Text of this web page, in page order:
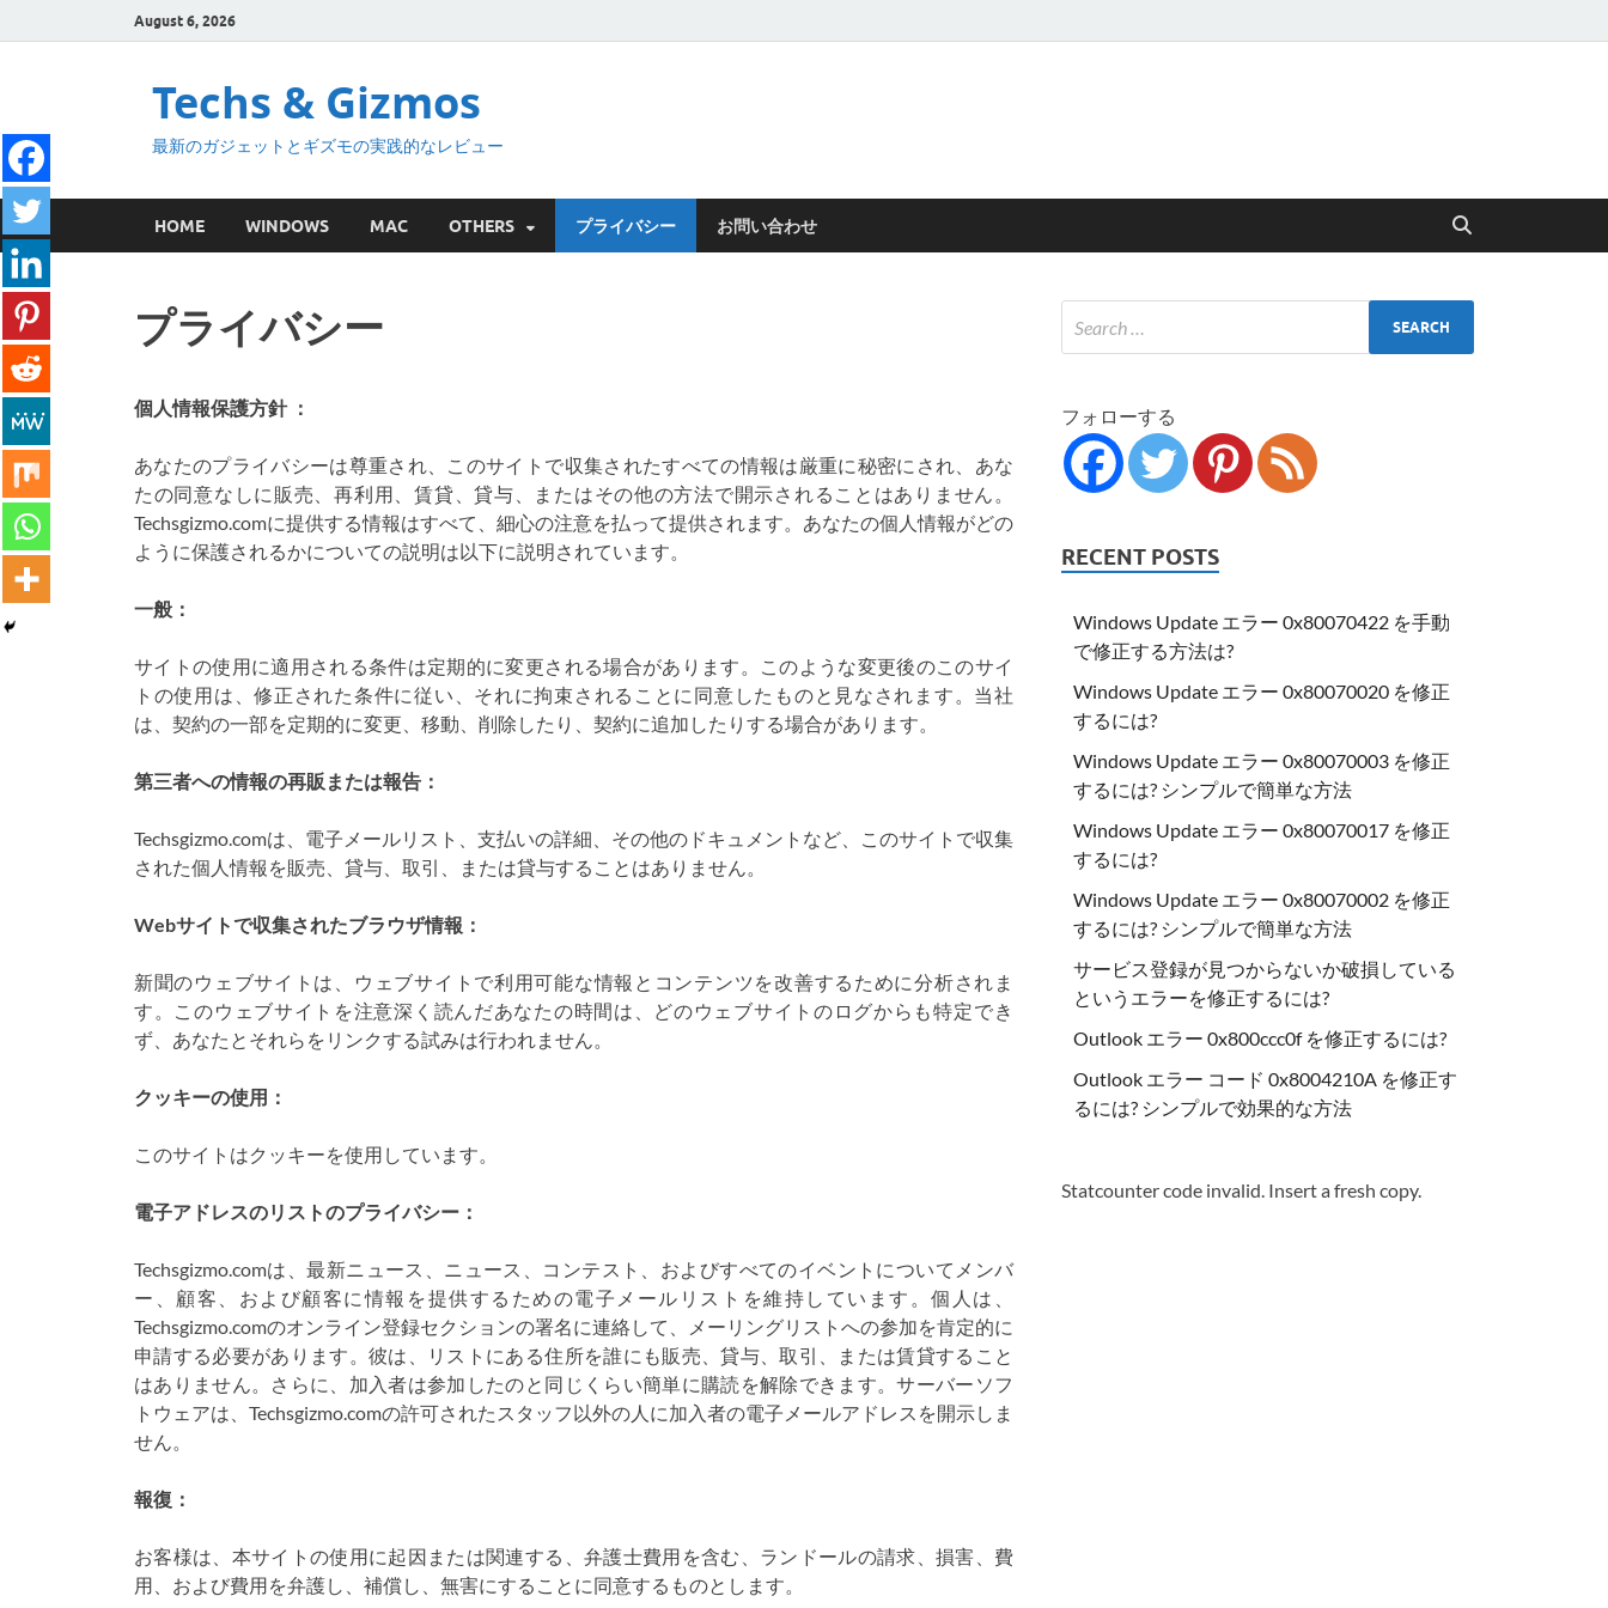
August 6, 2026
Techs & Gizmos
最新のガジェットとギズモの実践的なレビュー
HOME WINDOWS MAC OTHERS プライバシー お問い合わせ
プライバシー
個人情報保護方針 ：
あなたのプライバシーは尊重され、このサイトで収集されたすべての情報は厳重に秘密にされ、あな
たの同意なしに販売、再利用、賃貸、貸与、またはその他の方法で開示されることはありません。
Techsgizmo.comに提供する情報はすべて、細心の注意を払って提供されます。あなたの個人情報がどの
ように保護されるかについての説明は以下に説明されています。
一般：
サイトの使用に適用される条件は定期的に変更される場合があります。このような変更後のこのサイ
トの使用は、修正された条件に従い、それに拘束されることに同意したものと見なされます。当社
は、契約の一部を定期的に変更、移動、削除したり、契約に追加したりする場合があります。
第三者への情報の再販または報告：
Techsgizmo.comは、電子メールリスト、支払いの詳細、その他のドキュメントなど、このサイトで収集
された個人情報を販売、貸与、取引、または貸与することはありません。
Webサイトで収集されたブラウザ情報：
新聞のウェブサイトは、ウェブサイトで利用可能な情報とコンテンツを改善するために分析されま
す。このウェブサイトを注意深く読んだあなたの時間は、どのウェブサイトのログからも特定で​​き
ず、あなたとそれらをリンクする試みは行われません。
クッキーの使用：
このサイトはクッキーを使用しています。
電子アドレスのリストのプライバシー：
Techsgizmo.comは、最新ニュース、ニュース、コンテスト、およびすべてのイベントについてメンバ
ー、顧客、および顧客に情報を提供するための電子メールリストを維持しています。個人は、
Techsgizmo.comのオンライン登録セクションの署名に連絡して、メーリングリストへの参加を肯定的に
申請する必要があります。彼は、リストにある住所を誰にも販売、貸与、取引、または賃貸すること
はありません。さらに、加入者は参加したのと同じくらい簡単に購読を解除できます。サーバーソフ
トウェアは、Techsgizmo.comの許可されたスタッフ以外の人に加入者の電子メールアドレスを開示しま
せん。
報復：
お客様は、本サイトの使用に起因または関連する、弁護士費用を含む、ランドールの請求、損害、費
用、および費用を弁護し、補償し、無害にすることに同意するものとします。
フォローする
RECENT POSTS
Windows Update エラー 0x80070422 を手動
で修正する方法は?
Windows Update エラー 0x80070020 を修正
するには?
Windows Update エラー 0x80070003 を修正
するには? シンプルで簡単な方法
Windows Update エラー 0x80070017 を修正
するには?
Windows Update エラー 0x80070002 を修正
するには? シンプルで簡単な方法
サービス登録が見つからないか破損している
というエラーを修正するには?
Outlook エラー 0x800ccc0f を修正するには?
Outlook エラー コード 0x8004210A を修正す
るには? シンプルで効果的な方法
Statcounter code invalid. Insert a fresh copy.